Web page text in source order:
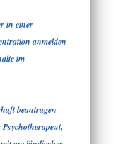
in einer
anmelden
im
beantragen